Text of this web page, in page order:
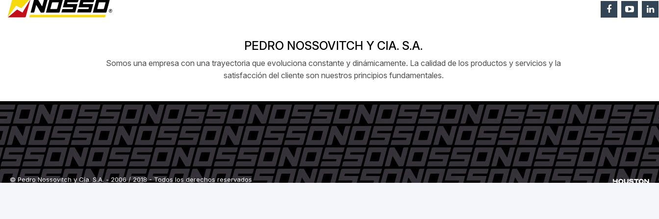
PEDRO NOSSOVITCH Y CIA. S.A.
Somos una empresa con una trayectoria que evoluciona constante y dinámicamente. La calidad de los productos y servicios y la
satisfacción del cliente son nuestros principios fundamentales.
© Pedro Nossovitch y Cía. S.A. - 2006 / 2018 - Todos los derechos reservados